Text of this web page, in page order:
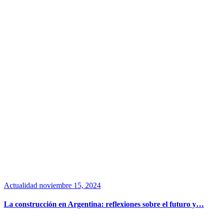
Actualidad noviembre 15, 2024
La construcción en Argentina: reflexiones sobre el futuro y…